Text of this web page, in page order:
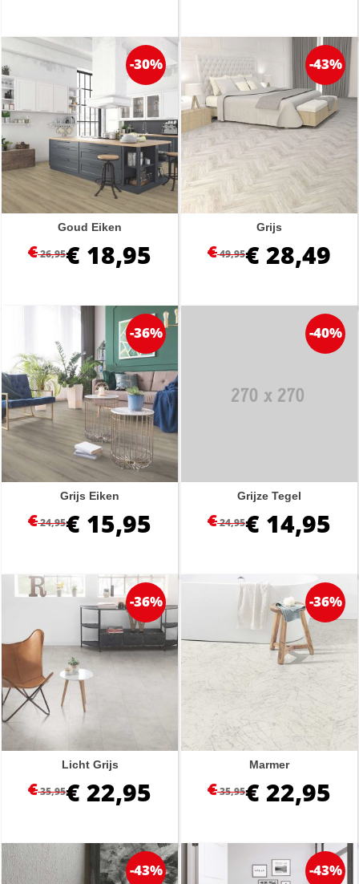
-30%
Goud Eiken
€26,95€ 18,95
-43%
Grijs
€49,95€ 28,49
-36%
Grijs Eiken
€24,95€ 15,95
-40%
Grijze Tegel
€24,95€ 14,95
-36%
Licht Grijs
€35,95€ 22,95
-36%
Marmer
€35,95€ 22,95
-43% -43%